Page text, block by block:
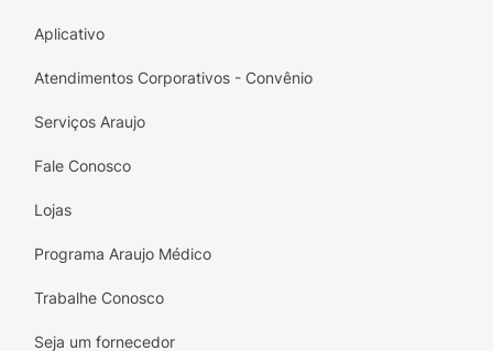
de comprimento
Principais Benefícios:
Tratamento Completo:
selagem nutritiva do condicionador.
10x Menos Queda:
fortalece a estrutura capilar e reduz
dia.
Crescimento Comprovado:
Aplicativo
Atendimentos Corporativos - Convênio
Serviços Araujo
Fale Conosco
Lojas
Programa Araujo Médico
Trabalhe Conosco
Seja um fornecedor